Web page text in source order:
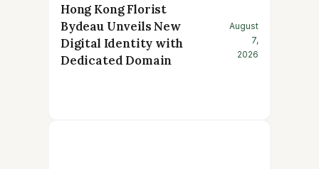
Hong Kong Florist
Bydeau Unveils New
Digital Identity with
Dedicated Domain
August
7,
2026